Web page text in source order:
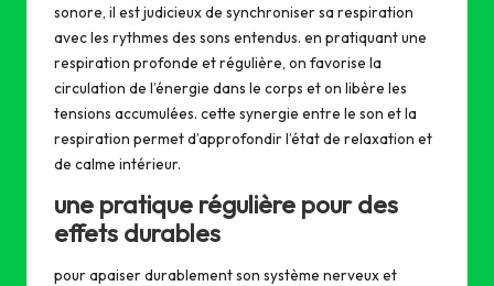
sonore, il est judicieux de synchroniser sa respiration
avec les rythmes des sons entendus. en pratiquant une
respiration profonde et régulière, on favorise la
circulation de l’énergie dans le corps et on libère les
tensions accumulées. cette synergie entre le son et la
respiration permet d’approfondir l’état de relaxation et
de calme intérieur.
une pratique régulière pour des
effets durables
pour apaiser durablement son système nerveux et